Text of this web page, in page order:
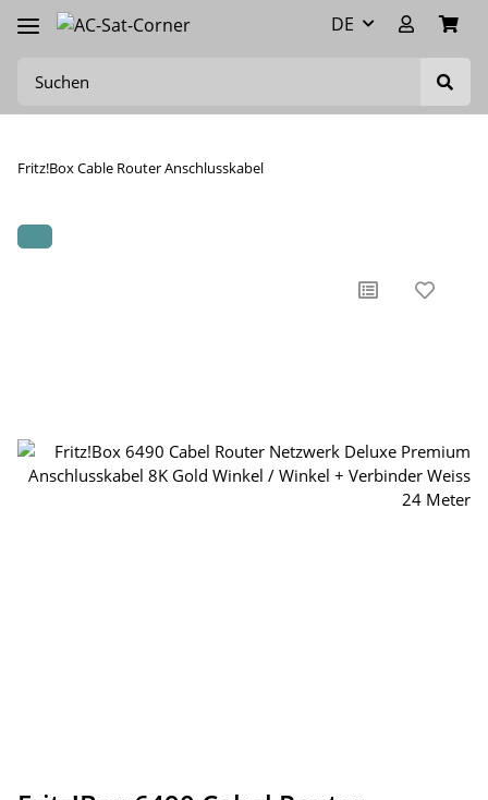
DE
Fritz!Box Cable Router Anschlusskabel